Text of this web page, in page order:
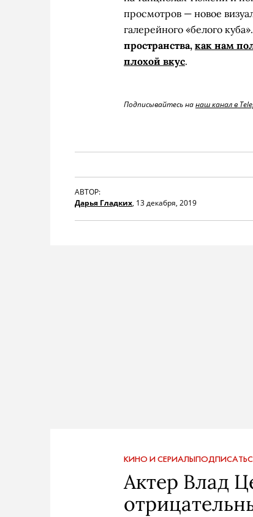
просмотров — новое
галерейного «белого куба».
пространства, как нам
плохой вкус.
Подписывайтесь нанаш канал в
АВТОР:
Дарья Гладких, 13 декабря, 2019
КИНО И СЕРИАЛЫ
Актер Влад